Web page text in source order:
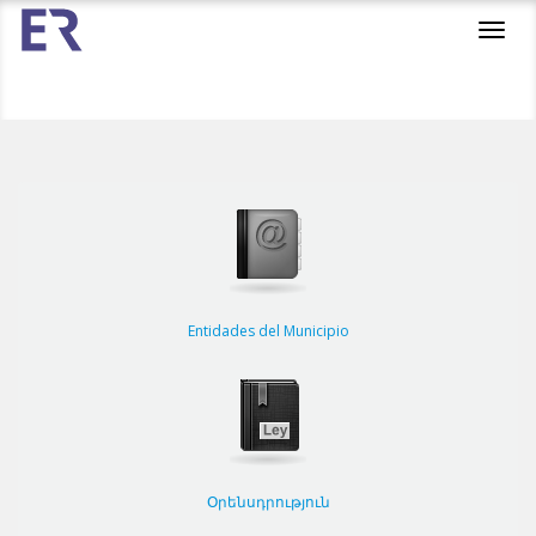
Entidades del Municipio
Օրենսդրություն